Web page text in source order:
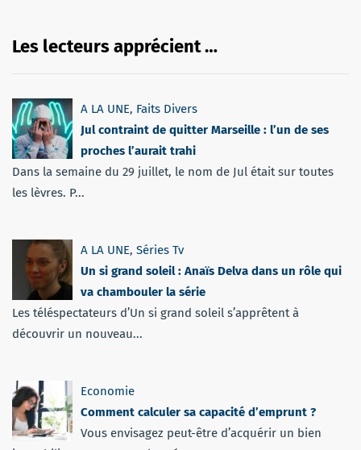
Les lecteurs apprécient …
A LA UNE, Faits Divers
Jul contraint de quitter Marseille : l’un de ses
proches l’aurait trahi
Dans la semaine du 29 juillet, le nom de Jul était sur toutes
les lèvres. P...
A LA UNE, Séries Tv
Un si grand soleil : Anaïs Delva dans un rôle qui
va chambouler la série
Les téléspectateurs d’Un si grand soleil s’apprêtent à
découvrir un nouveau...
Economie
Comment calculer sa capacité d’emprunt ?
Vous envisagez peut-être d’acquérir un bien